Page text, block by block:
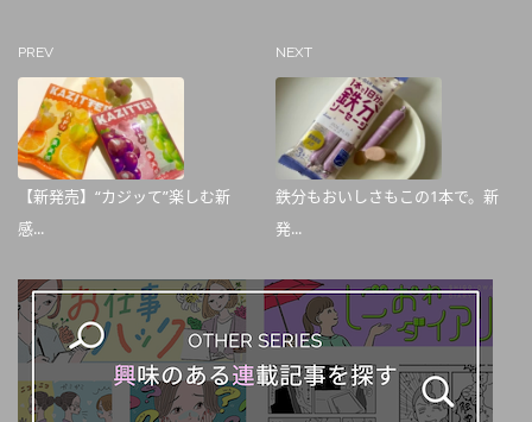
PREV
【新発売】“カジッて”楽しむ新
感...
NEXT
鉄分もおいしさもこの1本で。新
発...